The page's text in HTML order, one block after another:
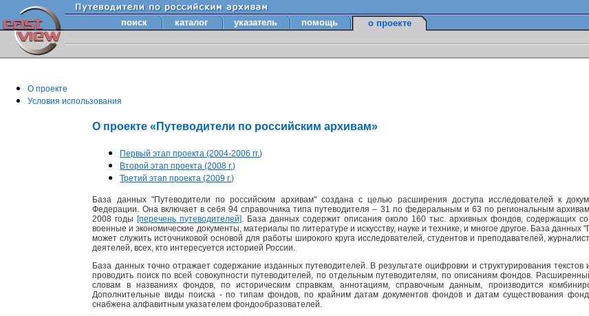
поиск каталог указатель помощь о проекте
О проекте
Условия использования
О проекте «Путеводители по российским архивам»
Первый этап проекта (2004-2006 гг.)
Второй этап проекта (2008 г.)
Третий этап проекта (2009 г.)
База данных "Путеводители по российским архивам" создана с целью расширения доступа исследователей к
Федерации. Она включает в себя 94 справочника типа путеводителя – 31 по федеральным и 63 по региональным
2008 годы [перечень путеводителей]. База данных содержит описания около 160 тыс. архивных фондов, содержащих
военные и экономические документы, материалы по литературе и искусству, науке и технике, и многое другое. База данных
может служить источниковой основой для работы широкого круга исследователей, студентов и преподавателей,
деятелей, всех, кто интересуется историей России.
База данных точно отражает содержание изданных путеводителей. В результате оцифровки и структурирования текстов
проводить поиск по всей совокупности путеводителей, по отдельным путеводителям, по описаниям фондов.
словам в названиях фондов, по историческим справкам, аннотациям, справочным данным, производится
Дополнительные виды поиска - по типам фондов, по крайним датам документов фондов и датам существования
снабжена алфавитным указателем фондообразователей.